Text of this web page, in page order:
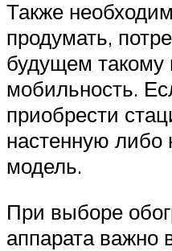
Также
продумать,
будущем такому
мобильность.
приобрести
настенную либо
модель.
При выборе
аппарата важно